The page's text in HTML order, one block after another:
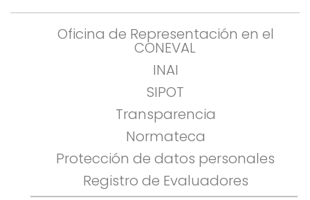
Oficina de Representación en el
CONEVAL
INAI
SIPOT
Transparencia
Normateca
Protección de datos personales
Registro de Evaluadores